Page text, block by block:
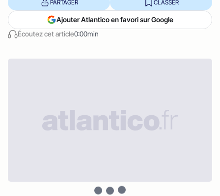
Écoutez cet article0:00min
PARTAGER CLASSER
Ajouter Atlantico en favori sur Google